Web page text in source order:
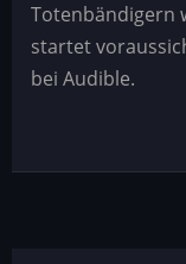
Totenbändigern
startet
bei Audible.